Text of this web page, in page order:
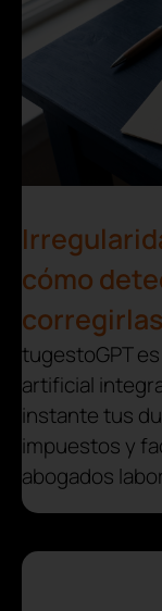
cómo
corregirlas
tugestoGPT
artificial
instante tus
impuestos y
abogados